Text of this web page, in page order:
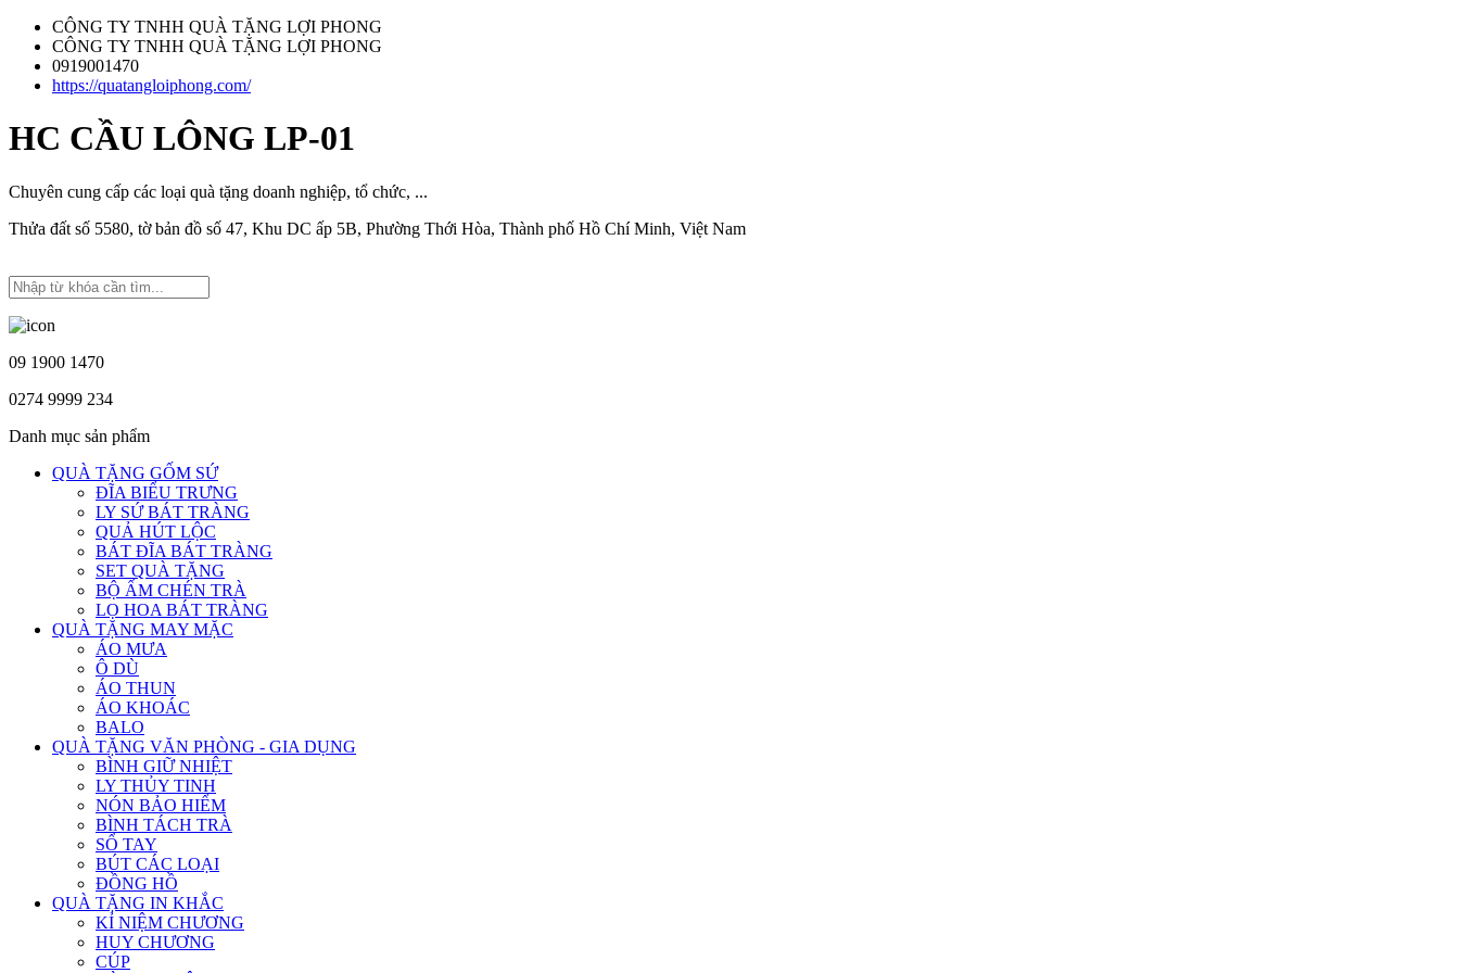
CÔNG TY TNHH QUÀ TẶNG LỢI PHONG
CÔNG TY TNHH QUÀ TẶNG LỢI PHONG
0919001470
https://quatangloiphong.com/
HC CẦU LÔNG LP-01
Chuyên cung cấp các loại quà tặng doanh nghiệp, tổ chức, ...
Thửa đất số 5580, tờ bản đồ số 47, Khu DC ấp 5B, Phường Thới Hòa, Thành phố Hồ Chí Minh, Việt Nam
09 1900 1470
0274 9999 234
Danh mục sản phẩm
QUÀ TẶNG GỐM SỨ
ĐĨA BIỂU TRƯNG
LY SỨ BÁT TRÀNG
QUẢ HÚT LỘC
BÁT ĐĨA BÁT TRÀNG
SET QUÀ TẶNG
BỘ ẤM CHÉN TRÀ
LỌ HOA BÁT TRÀNG
QUÀ TẶNG MAY MẶC
ÁO MƯA
Ô DÙ
ÁO THUN
ÁO KHOÁC
BALO
QUÀ TẶNG VĂN PHÒNG - GIA DỤNG
BÌNH GIỮ NHIỆT
LY THỦY TINH
NÓN BẢO HIỂM
BÌNH TÁCH TRÀ
SỔ TAY
BÚT CÁC LOẠI
ĐỒNG HỒ
QUÀ TẶNG IN KHẮC
KỈ NIỆM CHƯƠNG
HUY CHƯƠNG
CÚP